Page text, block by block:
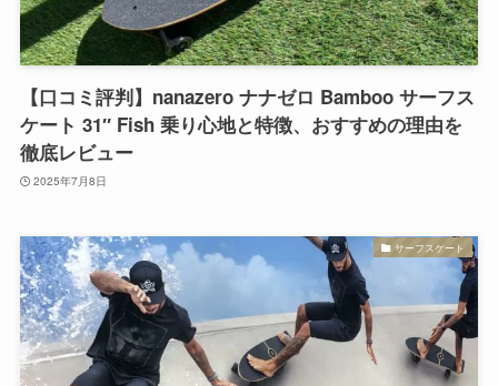
【口コミ評判】nanazero ナナゼロ Bamboo サーフス
ケート 31″ Fish 乗り心地と特徴、おすすめの理由を
徹底レビュー
2025年7月8日
サーフスケート